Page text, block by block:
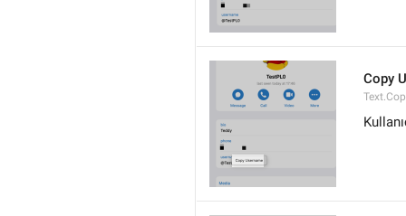
Copy